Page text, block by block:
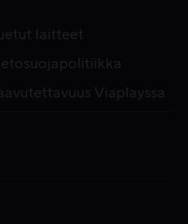
laitteet
Viaplayssa